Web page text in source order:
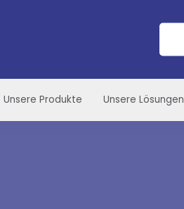
Suche
Unsere Produkte Unsere Lösungen